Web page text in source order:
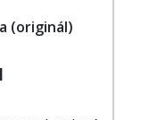
(originál)